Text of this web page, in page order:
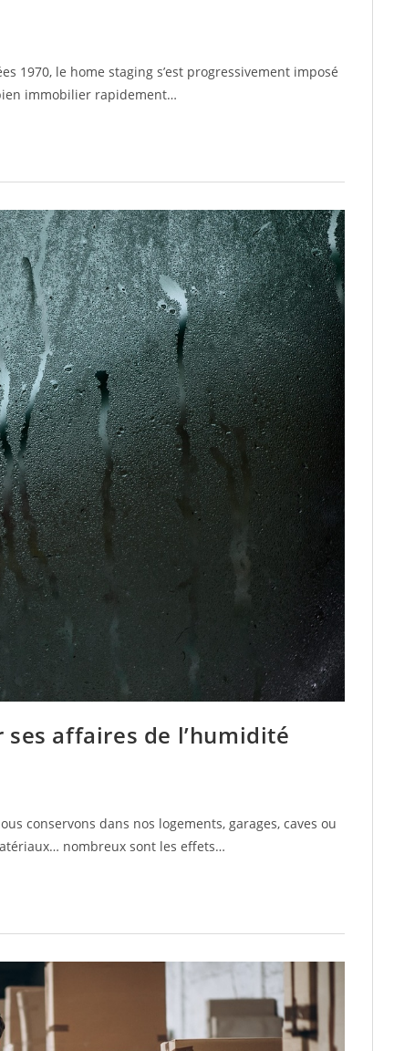
1970, le home staging s’est progressivement imposé
immobilier rapidement…
affaires de l’humidité
conservons dans nos logements, garages, caves ou
nombreux sont les effets…